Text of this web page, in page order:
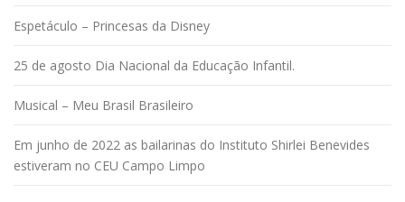
Espetáculo – Princesas da Disney
25 de agosto Dia Nacional da Educação Infantil.
Musical – Meu Brasil Brasileiro
Em junho de 2022 as bailarinas do Instituto Shirlei Benevides
estiveram no CEU Campo Limpo